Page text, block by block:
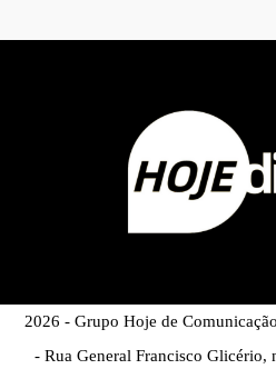
2026 - Grupo Hoje de
- Rua General Francisco Glicério,